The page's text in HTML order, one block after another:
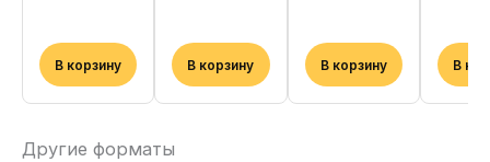
В корзину В корзину В корзину В
Другие форматы